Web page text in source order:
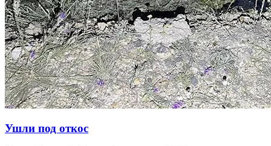
Ушли под откос